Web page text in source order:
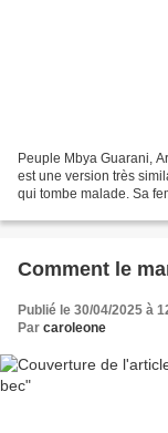
Peuple Mbya Guarani,
est une version très
qui tombe malade. Sa
Comment le
Publié le 30/04/2025 à
Par caroleone